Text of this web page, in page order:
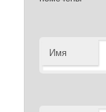
Имя